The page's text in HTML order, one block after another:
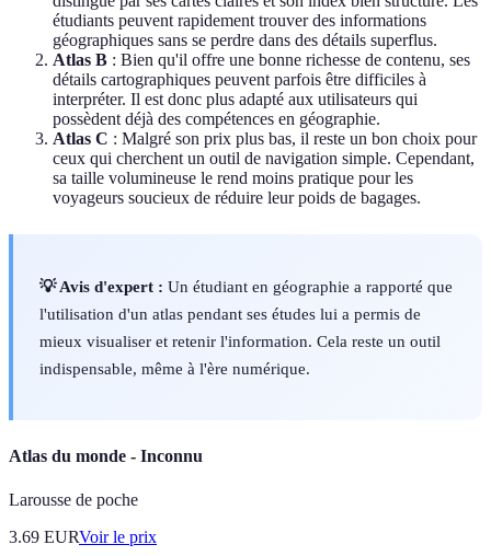
étudiants peuvent rapidement trouver des informations
géographiques sans se perdre dans des détails superflus.
Atlas B : Bien qu'il offre une bonne richesse de contenu, ses
détails cartographiques peuvent parfois être difficiles à
interpréter. Il est donc plus adapté aux utilisateurs qui
possèdent déjà des compétences en géographie.
Atlas C : Malgré son prix plus bas, il reste un bon choix pour
ceux qui cherchent un outil de navigation simple. Cependant,
sa taille volumineuse le rend moins pratique pour les
voyageurs soucieux de réduire leur poids de bagages.
💡 Avis d'expert : Un étudiant en géographie a rapporté que
l'utilisation d'un atlas pendant ses études lui a permis de
mieux visualiser et retenir l'information. Cela reste un outil
indispensable, même à l'ère numérique.
Atlas du monde - Inconnu
Larousse de poche
3.69 EURVoir le prix